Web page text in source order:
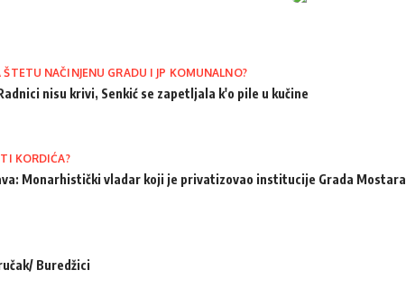
NAČINJENU GRADU I JP KOMUNALNO?
nisu krivi, Senkić se zapetljala k'o pile u kučine
KORDIĆA?
Monarhistički vladar koji je privatizovao institucije Grada Mostara
Buredžici